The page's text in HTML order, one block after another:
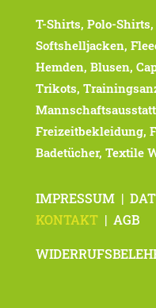
T-Shirts, Polo-
Softshelljacken,
Hemden, Blusen,
Trikots,
Freizeitbekleidung,
Badetücher, Textile
IMPRESSUM|
KONTAKT|AGB